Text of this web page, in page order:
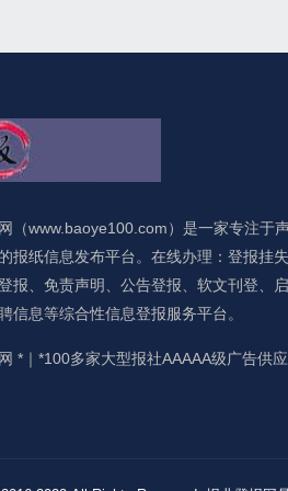
（www.baoye100.com）是一家专注于
报纸信息发布平台。在线办理：登报挂
报、免责声明、公告登报、软文刊登、
信息等综合性信息登报服务平台。
*｜*100多家大型报社AAAAA级广告供